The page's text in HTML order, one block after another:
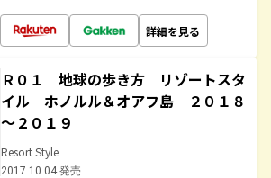
詳細を見る
Ｒ０１ 地球の歩き方 リゾートスタ
イル ホノルル＆オアフ島 ２０１８
～２０１９
Resort Style
2017.10.04 発売